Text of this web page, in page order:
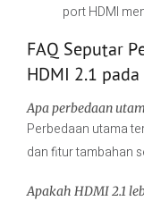
port HDMI
FAQ Seputar
HDMI 2.1 pada
Apa perbedaan
Perbedaan utama
dan fitur tambahan
Apakah HDMI 2.1